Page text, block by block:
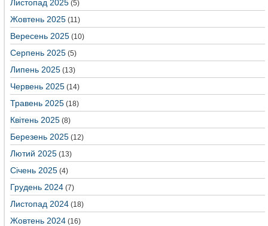
Листопад 2025 (5)
Жовтень 2025 (11)
Вересень 2025 (10)
Серпень 2025 (5)
Липень 2025 (13)
Червень 2025 (14)
Травень 2025 (18)
Квітень 2025 (8)
Березень 2025 (12)
Лютий 2025 (13)
Січень 2025 (4)
Грудень 2024 (7)
Листопад 2024 (18)
Жовтень 2024 (16)